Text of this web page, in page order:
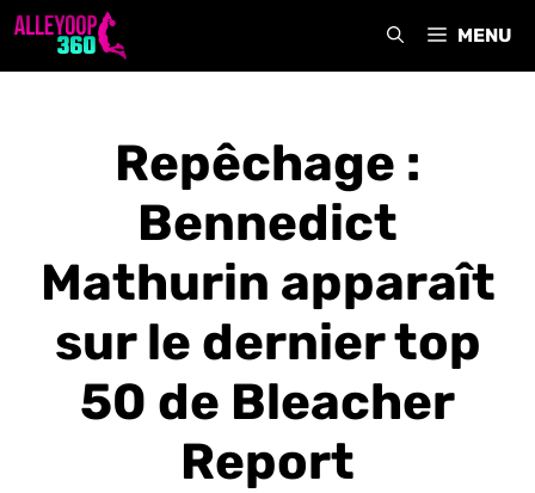
Aller
MENU
Repêchage :
Bennedict
Mathurin apparaît
sur le dernier top
50 de Bleacher
Report